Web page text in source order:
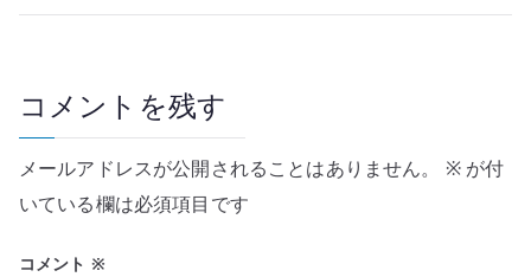
ー
シ
ョ
ン
コメントを残す
メールアドレスが公開されることはありません。 ※が付
いている欄は必須項目です
コメント ※